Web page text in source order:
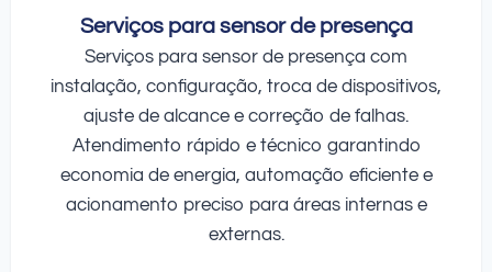
Serviços para sensor de presença
Serviços para sensor de presença com
instalação, configuração, troca de dispositivos,
ajuste de alcance e correção de falhas.
Atendimento rápido e técnico garantindo
economia de energia, automação eficiente e
acionamento preciso para áreas internas e
externas.